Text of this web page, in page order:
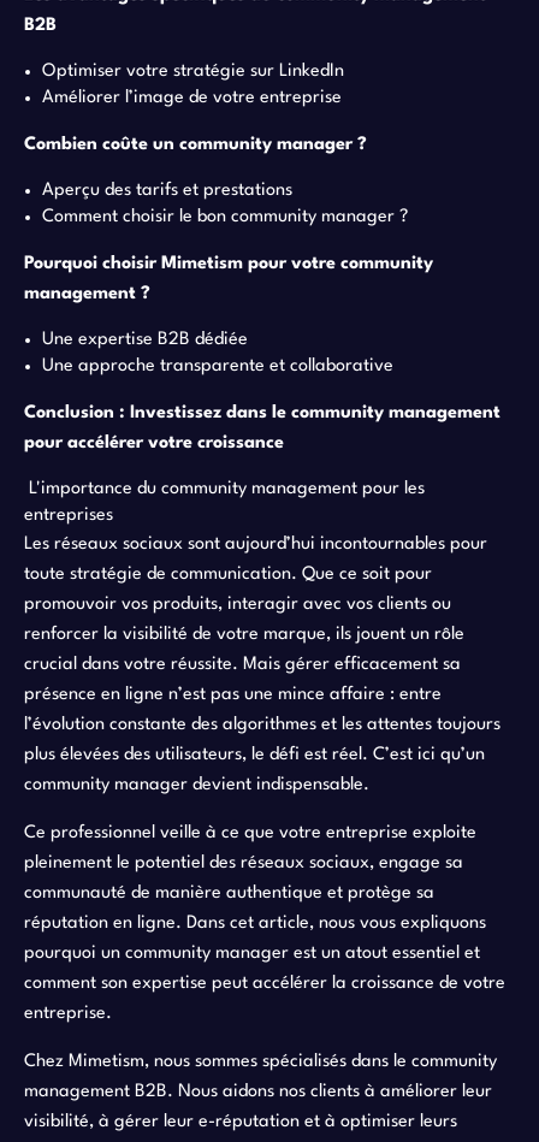
B2B
Optimiser votre stratégie sur LinkedIn
Améliorer l’image de votre entreprise
Combien coûte un community manager ?
Aperçu des tarifs et prestations
Comment choisir le bon community manager ?
Pourquoi choisir Mimetism pour votre community
management ?
Une expertise B2B dédiée
Une approche transparente et collaborative
Conclusion : Investissez dans le community management
pour accélérer votre croissance
L'importance du community management pour les
entreprises
Les réseaux sociaux sont aujourd’hui incontournables pour
toute stratégie de communication. Que ce soit pour
promouvoir vos produits, interagir avec vos clients ou
renforcer la visibilité de votre marque, ils jouent un rôle
crucial dans votre réussite. Mais gérer efficacement sa
présence en ligne n’est pas une mince affaire : entre
l’évolution constante des algorithmes et les attentes toujours
plus élevées des utilisateurs, le défi est réel. C’est ici qu’un
community manager devient indispensable.
Ce professionnel veille à ce que votre entreprise exploite
pleinement le potentiel des réseaux sociaux, engage sa
communauté de manière authentique et protège sa
réputation en ligne. Dans cet article, nous vous expliquons
pourquoi un community manager est un atout essentiel et
comment son expertise peut accélérer la croissance de votre
entreprise.
Chez Mimetism, nous sommes spécialisés dans le community
management B2B. Nous aidons nos clients à améliorer leur
visibilité, à gérer leur e-réputation et à optimiser leurs